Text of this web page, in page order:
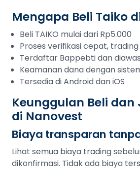
Mengapa Beli Taiko
Beli TAIKO mulai dari Rp5.000
Proses verifikasi cepat,
Terdaftar Bappebti dan
Keamanan dana dengan
Tersedia di Android dan iOS
Keunggulan Beli dan
di Nanovest
Biaya transparan
Lihat semua biaya trading
dikonfirmasi. Tidak ada biaya